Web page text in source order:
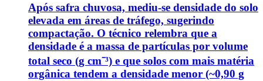
Após safra chuvosa, mediu-se densidade do solo
elevada em áreas de tráfego, sugerindo
compactação. O técnico relembra que a
densidade é a massa de partículas por volume
total seco (g cm⁻³) e que solos com mais matéria
orgânica tendem a densidade menor (~0,90 g